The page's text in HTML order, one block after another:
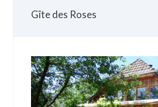
Gîte des Roses